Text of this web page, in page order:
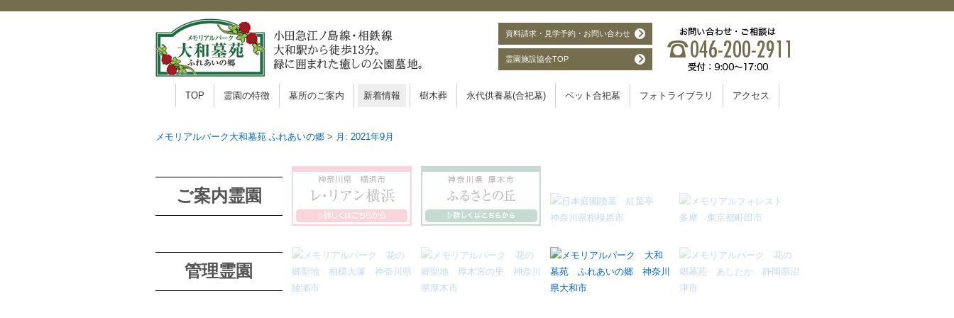
資料請求・見学予約・お問い合わせ
霊園施設協会TOP
TOP 霊園の特徴 墓所のご案内 新着情報 樹木葬 永代供養墓(合祀墓) ペット合祀墓 フォトライブラリ アクセス
メモリアルパーク大和墓苑 ふれあいの郷> 月: 2021年9月
ご案内霊園
管理霊園